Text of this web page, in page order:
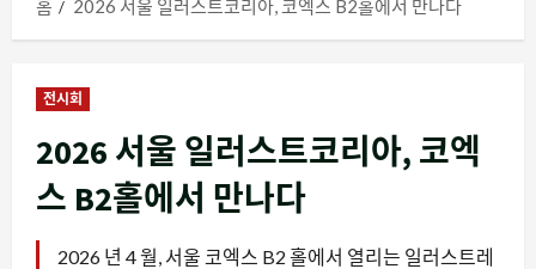
홈 2026 서울 일러스트코리아, 코엑스 B2홀에서 만나다
전시회
2026 서울 일러스트코리아, 코엑
스 B2홀에서 만나다
2026 년 4 월, 서울 코엑스 B2 홀에서 열리는 일러스트레